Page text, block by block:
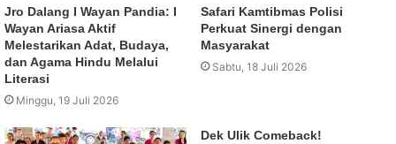
Jro Dalang I Wayan Pandia: I
Wayan Ariasa Aktif
Melestarikan Adat, Budaya,
dan Agama Hindu Melalui
Literasi
Minggu, 19 Juli 2026
Safari Kamtibmas Polisi
Perkuat Sinergi dengan
Masyarakat
Sabtu, 18 Juli 2026
Dek Ulik Comeback!